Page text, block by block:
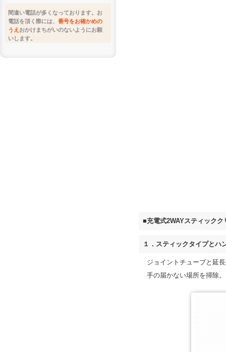
間違い電話が多くなっております。お
電話を頂く際には、 番号をお確かめの
うえ おかけまちがいのないようにお願
いします。
■充電式2WAYスティック
１．スティックタイプとハ
ジョイントチューブと延
手の届かない場所を掃除。